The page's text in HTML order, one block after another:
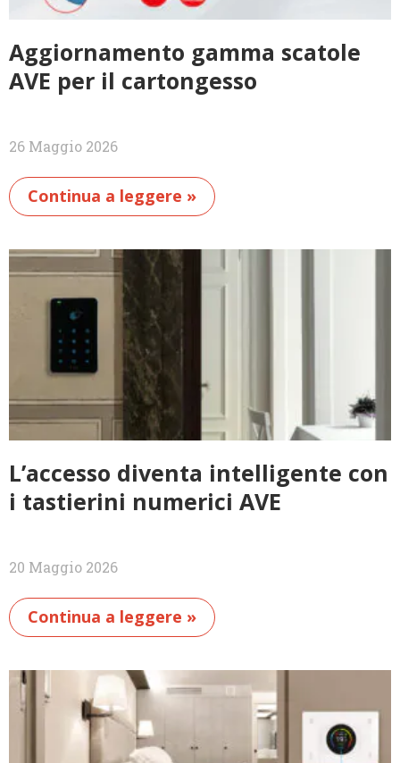
Aggiornamento gamma scatole
AVE per il cartongesso
26 Maggio 2026
Continua a leggere »
L’accesso diventa intelligente con
i tastierini numerici AVE
20 Maggio 2026
Continua a leggere »